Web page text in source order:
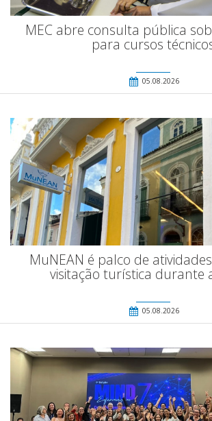
MEC abre consulta pública
para cursos
05.08.2026
MuNEAN é palco de
visitação turística durante
05.08.2026